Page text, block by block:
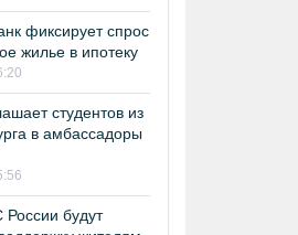
фиксирует спрос
жилье в ипотеку
студентов из
в амбассадоры
будут